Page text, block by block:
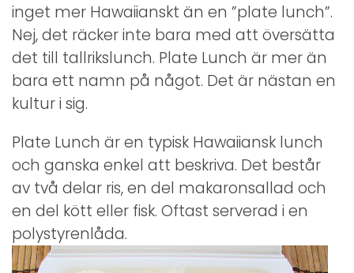
inget mer Hawaiianskt än en ”plate lunch”.
Nej, det räcker inte bara med att översätta
det till tallrikslunch. Plate Lunch är mer än
bara ett namn på något. Det är nästan en
kultur i sig.
Plate Lunch är en typisk Hawaiiansk lunch
och ganska enkel att beskriva. Det består
av två delar ris, en del makaronsallad och
en del kött eller fisk. Oftast serverad i en
polystyrenlåda.